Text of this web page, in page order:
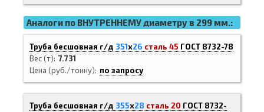
Аналоги по ВНУТРЕННЕМУ диаметру в 299 мм.:
Труба бесшовная г/д 351х26 сталь 45 ГОСТ 8732-78
Вес (т) 7.731
Цена (руб./тонну)
по запросу
Труба бесшовная г/д 355х28 сталь 20 ГОСТ 8732-